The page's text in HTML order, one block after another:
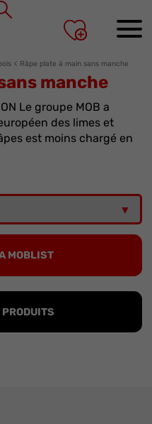
Râpe plate à main sans manche
manche
Le groupe MOB a
des limes et
est moins chargé en
MOBLIST